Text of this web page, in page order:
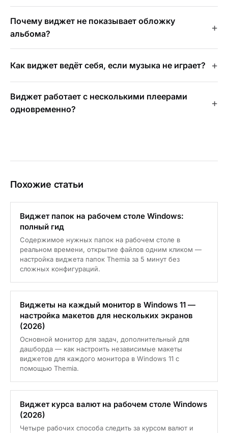
Почему виджет не показывает обложку
альбома?
Как виджет ведёт себя, если музыка не играет?
Виджет работает с несколькими плеерами
одновременно?
Похожие статьи
Виджет папок на рабочем столе Windows:
полный гид
Содержимое нужных папок на рабочем столе в
реальном времени, открытие файлов одним кликом —
настройка виджета папок Themia за 5 минут без
сложных конфигураций.
Виджеты на каждый монитор в Windows 11 —
настройка макетов для нескольких экранов
(2026)
Основной монитор для задач, дополнительный для
дашборда — как настроить независимые макеты
виджетов для каждого монитора в Windows 11 с
помощью Themia.
Виджет курса валют на рабочем столе Windows
(2026)
Четыре рабочих способа следить за курсом валют и